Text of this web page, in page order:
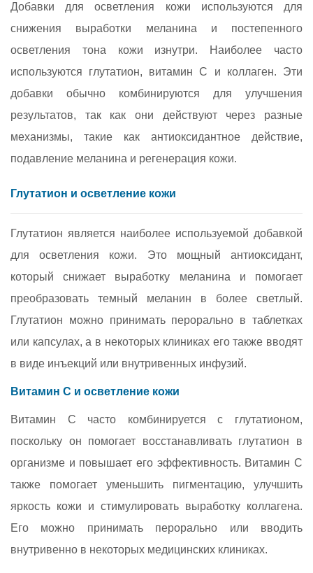
Добавки для осветления кожи используются для
снижения выработки меланина и постепенного
осветления тона кожи изнутри. Наиболее часто
используются глутатион, витамин C и коллаген. Эти
добавки обычно комбинируются для улучшения
результатов, так как они действуют через разные
механизмы, такие как антиоксидантное действие,
подавление меланина и регенерация кожи.
Глутатион и осветление кожи
Глутатион является наиболее используемой добавкой
для осветления кожи. Это мощный антиоксидант,
который снижает выработку меланина и помогает
преобразовать темный меланин в более светлый.
Глутатион можно принимать перорально в таблетках
или капсулах, а в некоторых клиниках его также вводят
в виде инъекций или внутривенных инфузий.
Витамин C и осветление кожи
Витамин C часто комбинируется с глутатионом,
поскольку он помогает восстанавливать глутатион в
организме и повышает его эффективность. Витамин C
также помогает уменьшить пигментацию, улучшить
яркость кожи и стимулировать выработку коллагена.
Его можно принимать перорально или вводить
внутривенно в некоторых медицинских клиниках.